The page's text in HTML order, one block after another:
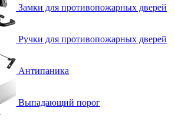
Замки для противопожарных дверей
Ручки для противопожарных дверей
Антипаника
Выпадающий порог